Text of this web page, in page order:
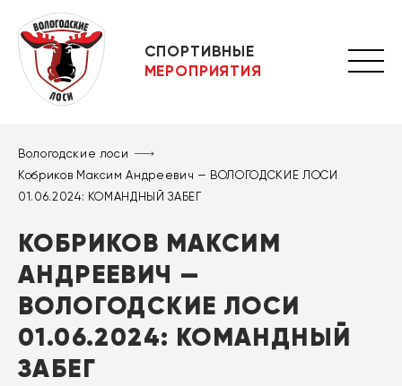
СПОРТИВНЫЕ
МЕРОПРИЯТИЯ
Вологодские лоси
Кобриков Максим Андреевич — ВОЛОГОДСКИЕ ЛОСИ
01.06.2024: КОМАНДНЫЙ ЗАБЕГ
КОБРИКОВ МАКСИМ
АНДРЕЕВИЧ —
ВОЛОГОДСКИЕ ЛОСИ
01.06.2024: КОМАНДНЫЙ
ЗАБЕГ